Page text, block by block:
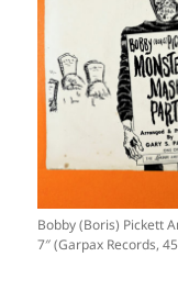
Bobby (Boris) Pickett
7″ (Garpax Records,